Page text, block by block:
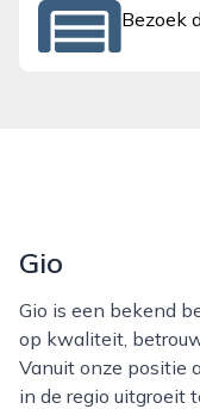
Bezoek
Gio
Gio is een bekend bedrijf in ’s‑gravenhage dat zich richt
op kwaliteit,
Vanuit onze positie
in de regio uitgroeit